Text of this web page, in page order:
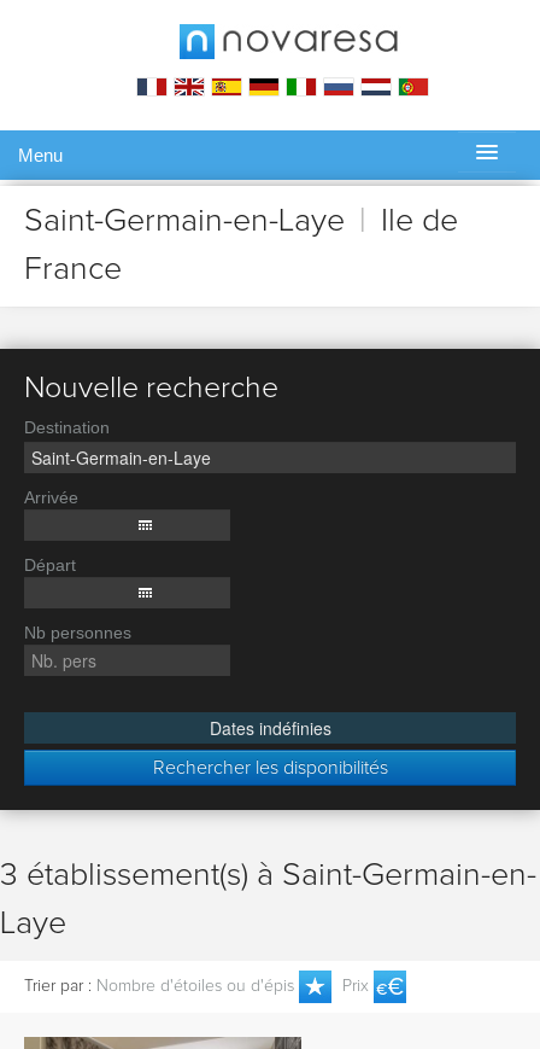
Menu
Gérer ma réservation
Saint-Germain-en-Laye
Ile de
France
Nouvelle recherche
Destination
Arrivée
Départ
Nb personnes
Dates indéfinies
Rechercher les disponibilités
3 établissement(s) à Saint-Germain-en-
Laye
Trier par : Nombre d'étoiles ou d'épis Prix